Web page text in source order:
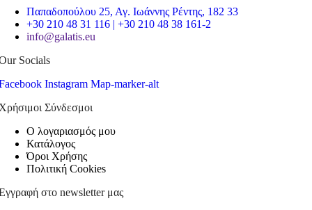
Παπαδοπούλου 25, Αγ. Ιωάννης Ρέντης, 182 33
+30 210 48 31 116 | +30 210 48 38 161-2
info@galatis.eu
Socials
Instagram Map-marker-alt
Σύνδεσμοι
Ο λογαριασμός μου
Κατάλογος
Όροι Χρήσης
Πολιτική Cookies
στο newsletter μας